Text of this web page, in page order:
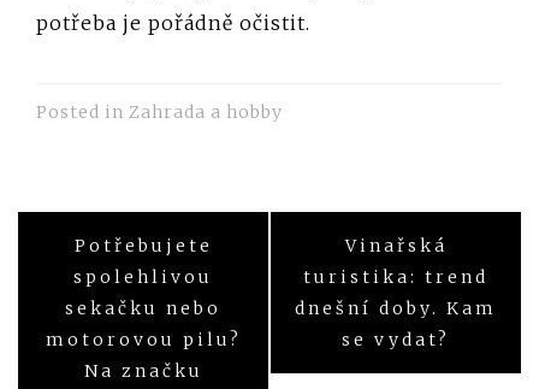
potřeba je pořádně očistit.
Posted in Zahrada a hobby
Navigace
pro
příspěvek
Potřebujete
spolehlivou
sekačku nebo
motorovou pilu?
Na značku
Vinařská
turistika: trend
dnešní doby. Kam
se vydat?